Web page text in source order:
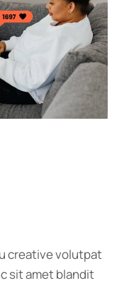
creative volutpat
sit amet blandit